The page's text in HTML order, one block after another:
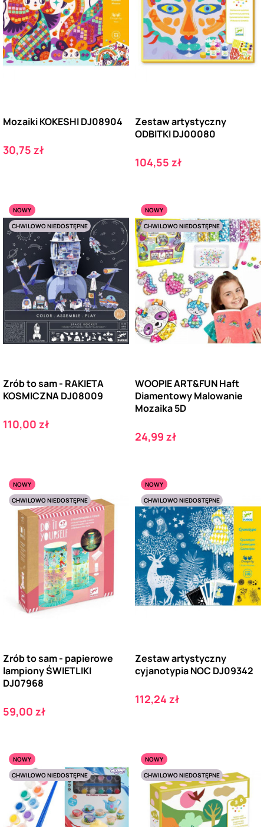
Mozaiki KOKESHI DJ08904
Cena
30,75 zł
Zestaw artystyczny
ODBITKI DJ00080
Cena
104,55 zł
NOWY
CHWILOWO NIEDOSTĘPNE
Zrób to sam - RAKIETA
KOSMICZNA DJ08009
Cena
110,00 zł
NOWY
CHWILOWO NIEDOSTĘPNE
WOOPIE ART&FUN Haft
Diamentowy Malowanie
Mozaika 5D
Cena
24,99 zł
NOWY
CHWILOWO NIEDOSTĘPNE
Zrób to sam - papierowe
lampiony ŚWIETLIKI
DJ07968
Cena
59,00 zł
NOWY
CHWILOWO NIEDOSTĘPNE
Zestaw artystyczny
cyjanotypia NOC DJ09342
Cena
112,24 zł
NOWY
CHWILOWO NIEDOSTĘPNE
NOWY
CHWILOWO NIEDOSTĘPNE